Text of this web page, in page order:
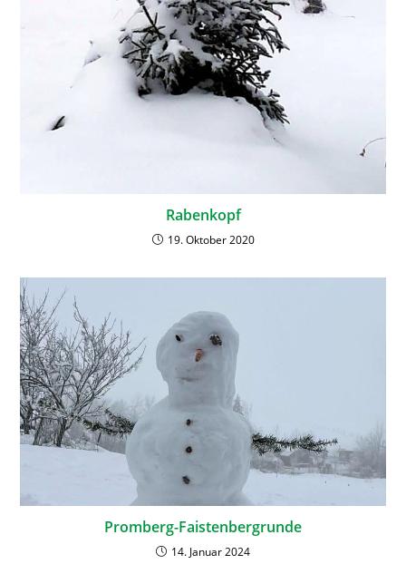
Rabenkopf
19. Oktober 2020
Promberg-Faistenbergrunde
14. Januar 2024